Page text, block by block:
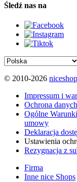
Śledź nas na
© 2010-2026
Impressum i
Ochrona
Ogólne
umowy
Deklaracja
Ustawienia
Rezygnacja z
Firma
Inne nice Shops